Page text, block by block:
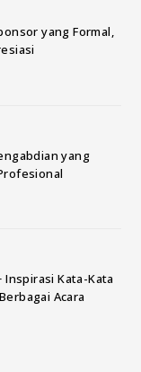
yang Formal,
yang
Inspirasi Kata-Kata
Acara